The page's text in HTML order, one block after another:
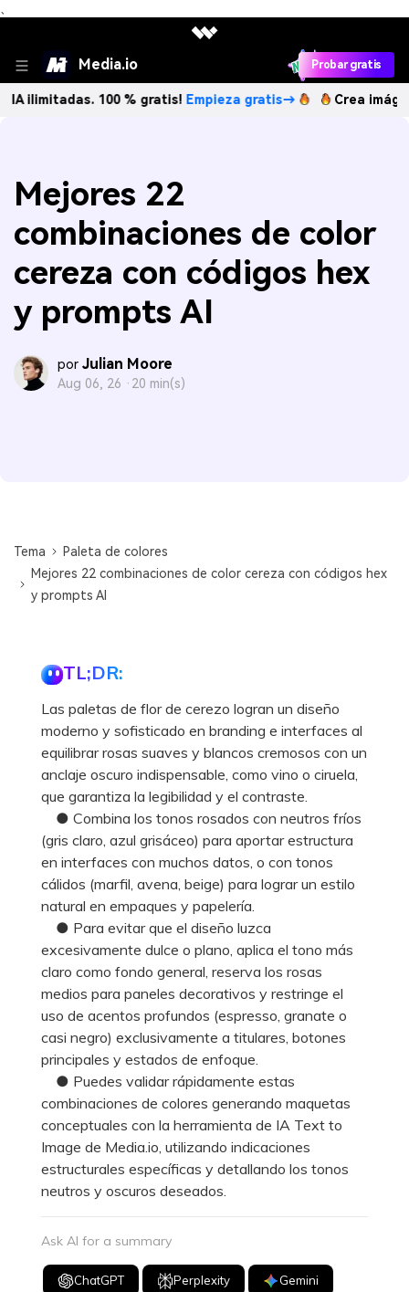
、
Media.io Probar gratis
100 % gratis!Empieza gratis→ Crea imágenes IA
Mejores 22
combinaciones de color
cereza con códigos hex
y prompts AI
por Julian Moore
Aug 06, 26 · 20 min(s)
Tema
Paleta de colores
Mejores 22 combinaciones de color cereza con códigos hex
y prompts AI
TL;DR:
Las paletas de flor de cerezo logran un diseño
moderno y sofisticado en branding e interfaces al
equilibrar rosas suaves y blancos cremosos con un
anclaje oscuro indispensable, como vino o ciruela,
que garantiza la legibilidad y el contraste.
● Combina los tonos rosados con neutros fríos
(gris claro, azul grisáceo) para aportar estructura
en interfaces con muchos datos, o con tonos
cálidos (marfil, avena, beige) para lograr un estilo
natural en empaques y papelería.
● Para evitar que el diseño luzca
excesivamente dulce o plano, aplica el tono más
claro como fondo general, reserva los rosas
medios para paneles decorativos y restringe el
uso de acentos profundos (espresso, granate o
casi negro) exclusivamente a titulares, botones
principales y estados de enfoque.
● Puedes validar rápidamente estas
combinaciones de colores generando maquetas
conceptuales con la herramienta de IA Text to
Image de Media.io, utilizando indicaciones
estructurales específicas y detallando los tonos
neutros y oscuros deseados.
Ask AI for a summary
ChatGPT Perplexity Gemini